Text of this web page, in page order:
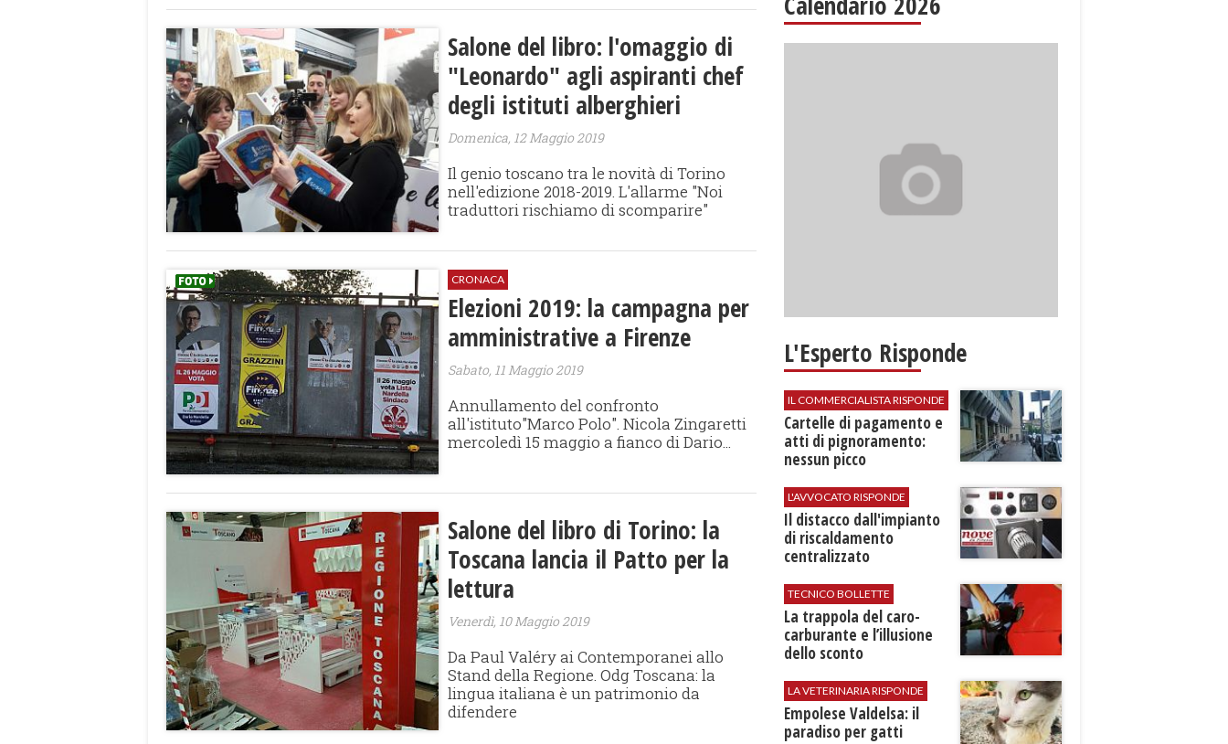
Salone del libro: l'omaggio di
"Leonardo" agli aspiranti chef
degli istituti alberghieri
Domenica, 12 Maggio 2019
Il genio toscano tra le novità di Torino
nell'edizione 2018-2019. L'allarme "Noi
traduttori rischiamo di scomparire"
CRONACA
Elezioni 2019: la campagna per
amministrative a Firenze
Sabato, 11 Maggio 2019
Annullamento del confronto
all'istituto"Marco Polo". Nicola Zingaretti
mercoledì 15 maggio a fianco di Dario...
Salone del libro di Torino: la
Toscana lancia il Patto per la
lettura
Venerdì, 10 Maggio 2019
Da Paul Valéry ai Contemporanei allo
Stand della Regione. Odg Toscana: la
lingua italiana è un patrimonio da
difendere
L'Esperto Risponde
IL COMMERCIALISTA RISPONDE
Cartelle di pagamento e
atti di pignoramento:
nessun picco
L'AVVOCATO RISPONDE
Il distacco dall'impianto
di riscaldamento
centralizzato
TECNICO BOLLETTE
​La trappola del caro-
carburante e l’illusione
dello sconto
LA VETERINARIA RISPONDE
Empolese Valdelsa: il
paradiso per gatti